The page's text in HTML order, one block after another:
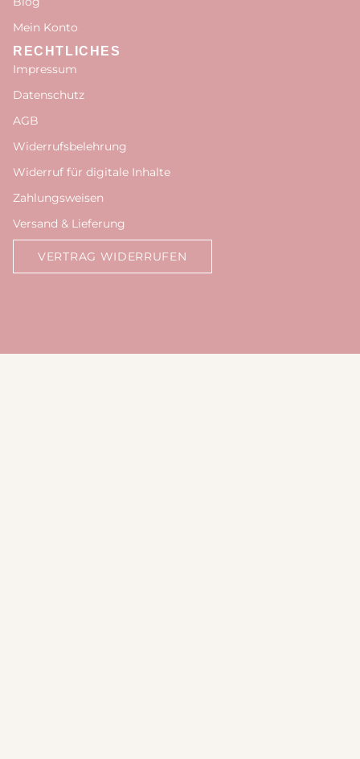
Mein Konto
RECHTLICHES
Impressum
Datenschutz
AGB
Widerrufsbelehrung
Widerruf für digitale Inhalte
Zahlungsweisen
Versand & Lieferung
VERTRAG WIDERRUFEN